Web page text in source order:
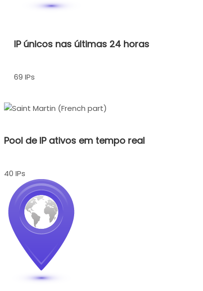
IP únicos nas últimas 24 horas
69 IPs
Pool de IP ativos em tempo real
40 IPs